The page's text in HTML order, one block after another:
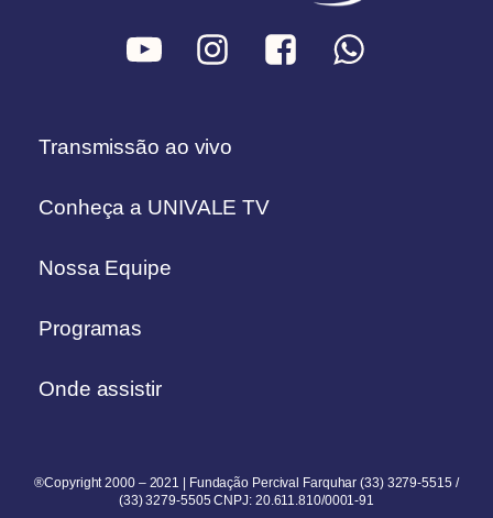
Transmissão ao vivo
Conheça a UNIVALE TV
Nossa Equipe
Programas
Onde assistir
®Copyright 2000 – 2021 | Fundação Percival Farquhar (33) 3279-5515 /
(33) 3279-5505 CNPJ: 20.611.810/0001-91